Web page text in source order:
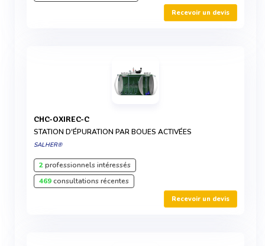
Recevoir un devis
CHC-OXIREC-C
STATION D'ÉPURATION PAR BOUES ACTIVÉES
SALHER®
2professionnels intéressés
469consultations récentes
Recevoir un devis